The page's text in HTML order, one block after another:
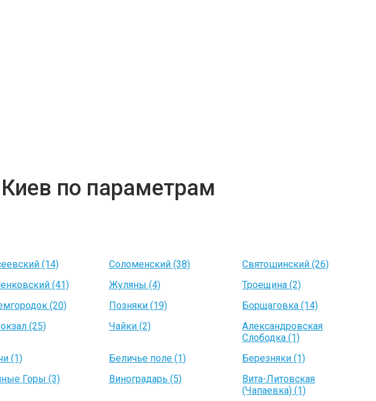
по параметрам
(14) Соломенский (38)
Святошинский (26)
(41) Жуляны (4)
Троещина (2)
(20) Позняки (19)
Борщаговка (14)
(25) Чайки (2)
Александровская
Слободка (1)
(1) Беличье поле (1)
Березняки (1)
Горы (3) Виноградарь (5)
Вита-Литовская
(Чапаевка) (1)